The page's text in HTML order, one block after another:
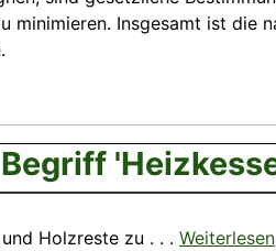
Insgesamt ist die
Holzreste zu . . . Weiterlesen